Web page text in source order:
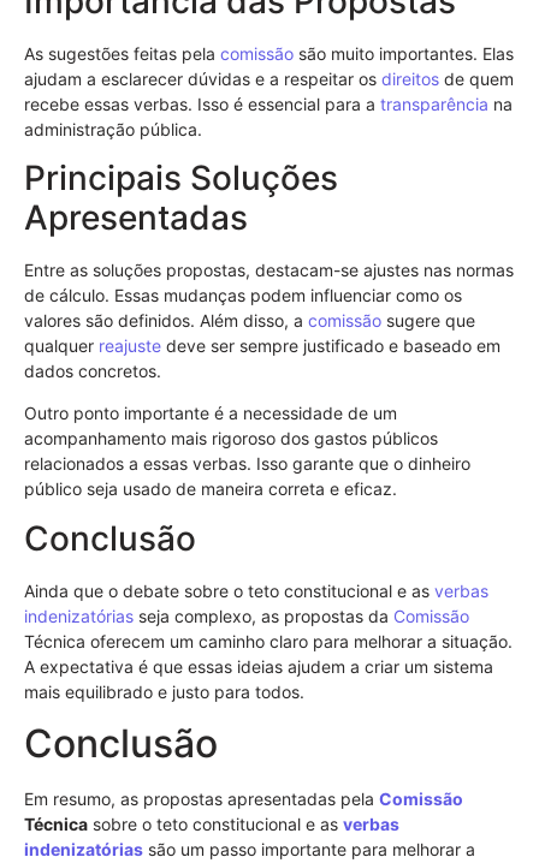
As sugestões feitas pela comissão são muito importantes. Elas
ajudam a esclarecer dúvidas e a respeitar os direitos de quem
recebe essas verbas. Isso é essencial para a transparência na
administração pública.
Principais Soluções
Apresentadas
Entre as soluções propostas, destacam-se ajustes nas normas
de cálculo. Essas mudanças podem influenciar como os
valores são definidos. Além disso, a comissão sugere que
qualquer reajuste deve ser sempre justificado e baseado em
dados concretos.
Outro ponto importante é a necessidade de um
acompanhamento mais rigoroso dos gastos públicos
relacionados a essas verbas. Isso garante que o dinheiro
público seja usado de maneira correta e eficaz.
Conclusão
Ainda que o debate sobre o teto constitucional e as verbas
indenizatórias seja complexo, as propostas da Comissão
Técnica oferecem um caminho claro para melhorar a situação.
A expectativa é que essas ideias ajudem a criar um sistema
mais equilibrado e justo para todos.
Conclusão
Em resumo, as propostas apresentadas pela Comissão
Técnica sobre o teto constitucional e as verbas
indenizatórias são um passo importante para melhorar a